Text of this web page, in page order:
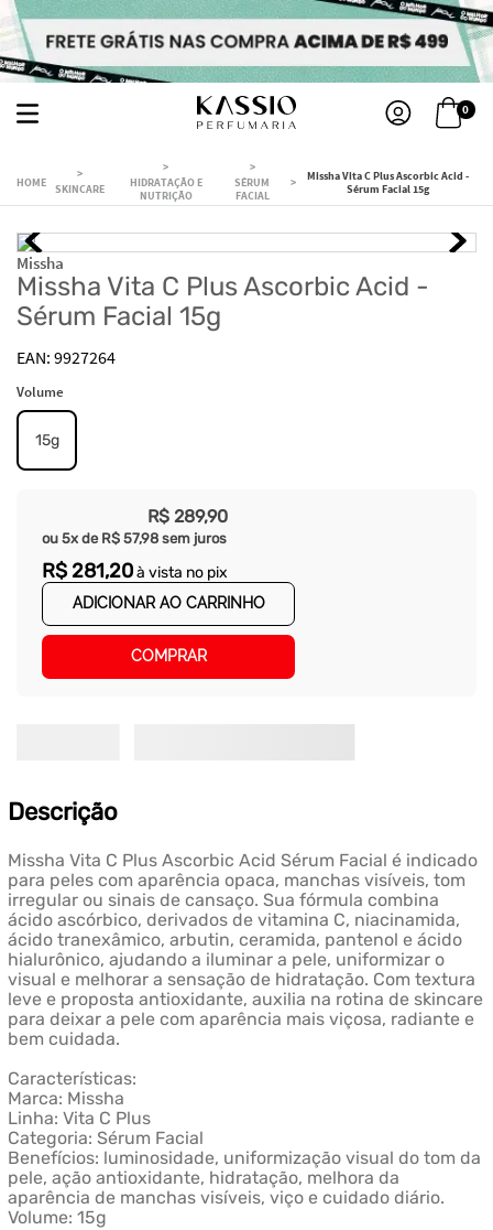
0
SKINCARE
HIDRATAÇÃO E
NUTRIÇÃO
SÉRUM
FACIAL
Missha Vita C Plus Ascorbic Acid -
Sérum Facial 15g
Missha
Missha Vita C Plus Ascorbic Acid -
Sérum Facial 15g
9927264
Volume
15g
R$ 289,90
ou 5x de R$ 57,98 sem juros
R$ 281,20à vista no pix
ADICIONAR AO CARRINHO
COMPRAR
Descrição
Missha Vita C Plus Ascorbic Acid Sérum Facial é indicado
para peles com aparência opaca, manchas visíveis, tom
irregular ou sinais de cansaço. Sua fórmula combina
ácido ascórbico, derivados de vitamina C, niacinamida,
ácido tranexâmico, arbutin, ceramida, pantenol e ácido
hialurônico, ajudando a iluminar a pele, uniformizar o
visual e melhorar a sensação de hidratação. Com textura
leve e proposta antioxidante, auxilia na rotina de skincare
para deixar a pele com aparência mais viçosa, radiante e
bem cuidada.
Características:
Marca: Missha
Linha: Vita C Plus
Categoria: Sérum Facial
Benefícios: luminosidade, uniformização visual do tom da
pele, ação antioxidante, hidratação, melhora da
aparência de manchas visíveis, viço e cuidado diário.
Volume: 15g